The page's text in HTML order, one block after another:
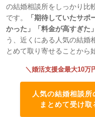
の結婚相談所をしっかり比
です。
「期待していたサポ
かった」「料金が高すぎた」
う、近くにある人気の結婚
とめて取り寄せることから
＼婚活支援金最大10万
人気の結婚相談所
まとめて受け